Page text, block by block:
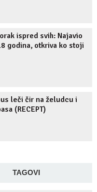
ispred svih: Najavio
godina, otkriva ko stoji
leči čir na želudcu i
(RECEPT)
TAGOVI